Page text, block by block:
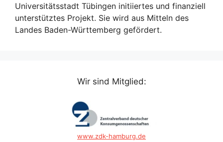
Universitätsstadt Tübingen initiiertes und finanziell
unterstütztes Projekt. Sie wird aus Mitteln des
Landes Baden-Württemberg gefördert.
Wir sind Mitglied:
www.zdk-hamburg.de